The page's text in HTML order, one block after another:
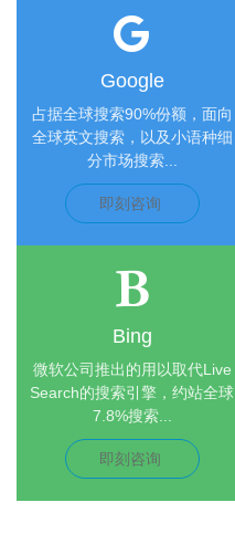
Google
占据全球搜索90%份额，面向
全球英文搜索，以及小语种细
分市场搜索...
即刻咨询
Bing
微软公司推出的用以取代Live
Search的搜索引擎，约站全球
7.8%搜索...
即刻咨询